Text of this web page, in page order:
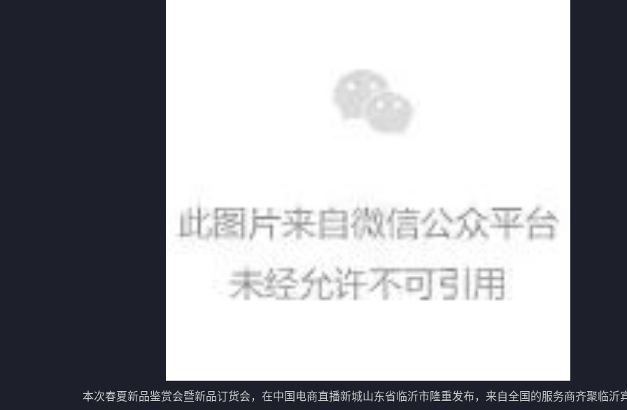
本次春夏新品鉴赏会暨新品订货会，在中国电商直播新城山东省临沂市隆重发布，来自全国的服务商齐聚临沂